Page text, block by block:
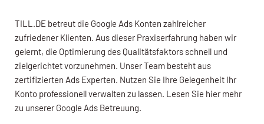
TILL.DE betreut die Google Ads Konten zahlreicher
zufriedener Klienten. Aus dieser Praxiserfahrung haben wir
gelernt, die Optimierung des Qualitätsfaktors schnell und
zielgerichtet vorzunehmen. Unser Team besteht aus
zertifizierten Ads Experten. Nutzen Sie Ihre Gelegenheit Ihr
Konto professionell verwalten zu lassen. Lesen Sie hier mehr
zu unserer Google Ads Betreuung.